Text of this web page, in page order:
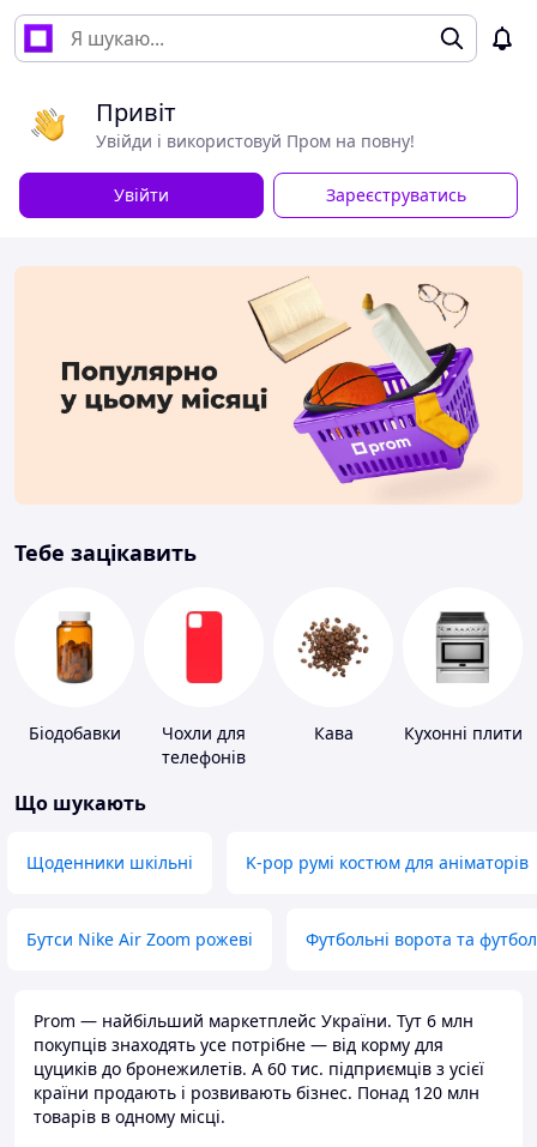
Привіт
Увійди і використовуй Пром на повну!
Увійти Зареєструватись
Тебе зацікавить
Біодобавки
Чохли для
телефонів
Кава Кухонні плити
Що шукають
Щоденники шкільні K-pop румі костюм для аніматорів
Бутси Nike Air Zoom рожеві Футбольні ворота та
Prom — найбільший маркетплейс України. Тут 6 млн
покупців знаходять усе потрібне — від корму для
цуциків до бронежилетів. А 60 тис. підприємців з усієї
країни продають і розвивають бізнес. Понад 120 млн
товарів в одному місці.